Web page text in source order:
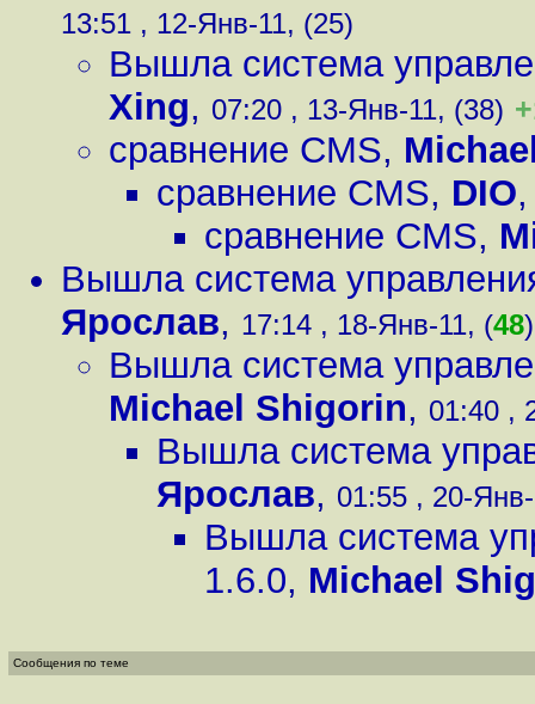
13:51 , 12-Янв-11, (25)
Вышла система
Xing, 07:20 , 13-Янв-11, (38)
сравнение CMS,
сравнение CMS, DIO
сравнение CMS,
Вышла система
Ярослав, 17:14 , 18-Янв-11, (48)
Вышла система
Michael Shigorin, 01:40 ,
Вышла система
Ярослав, 01:55 , 20-
Вышла система
1.6.0, Michael
Сообщения по теме